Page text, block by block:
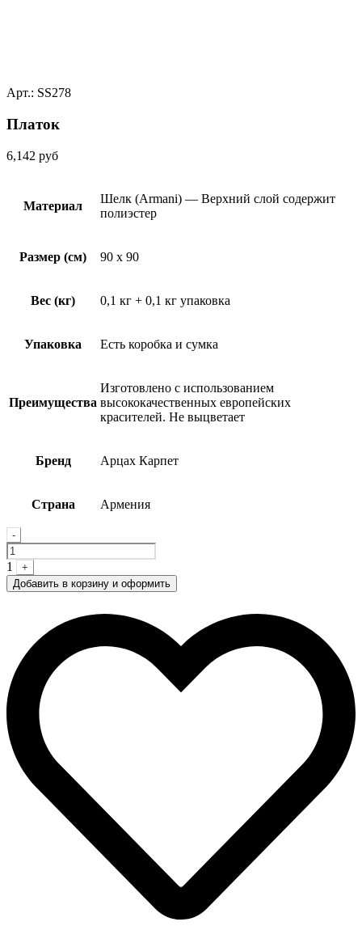
Арт.: SS278
Платок
6,142 руб
Материал
Шелк (Armani) — Верхний слой содержит
полиэстер
Размер (см) 90 x 90
Вес (кг) 0,1 кг + 0,1 кг упаковка
Упаковка Есть коробка и сумка
Преимущества
Изготовлено с использованием
высококачественных европейских
красителей. Не выцветает
Бренд Арцах Карпет
Страна Армения
Quantity
-
1
+
Добавить в корзину и оформить